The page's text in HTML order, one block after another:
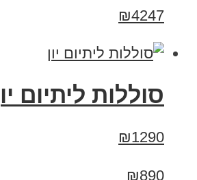
₪4247
סוללות ליתיום
₪1290
₪890